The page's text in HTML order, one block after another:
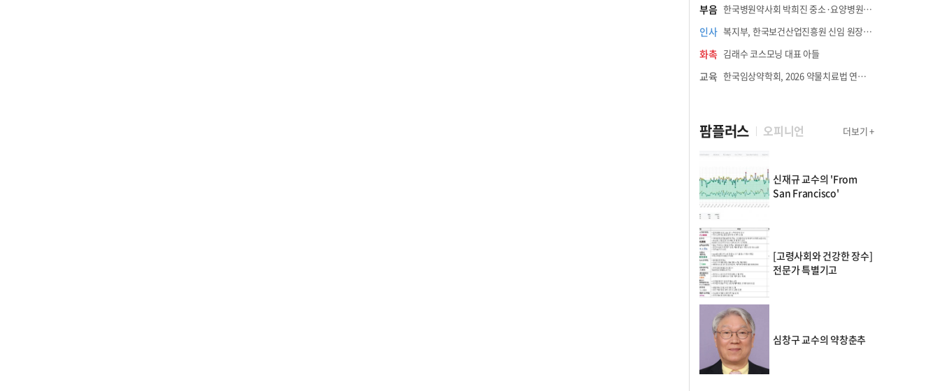
부음 한국병원약사회 박희진 중소·요양병원이사(충청북도 청주의료원 약제팀장) 부친상
인사 복지부, 한국보건산업진흥원 신임 원장에 고상백 교수 임명
화촉 김래수 코스모닝 대표 아들
교육 한국임상약학회, 2026 약물치료법 연수강좌 8월 21일 개최
팜플러스 오피니언 더보기 +
신재규 교수의 'From
San Francisco'
[고령사회와 건강한 장수]
전문가 특별기고
심창구 교수의 약창춘추